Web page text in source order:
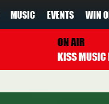
MUSIC EVENTS WIN
ON AIR